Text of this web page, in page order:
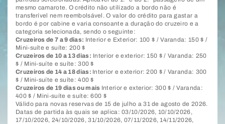
mesmo camarote. O crédito não utilizado a bordo não é
transferível nem reembolsável. O valor do crédito para gastar a
bordo é por cabine e varia consoante a duração do cruzeiro e a
categoria selecionada, sendo o seguinte:
Cruzeiros de 7 a 9 dias: Interior e Exterior: 100 $ / Varanda: 150 $ /
Mini-suíte e suíte: 200 $
Cruzeiros de 10 a 13 dias: Interior e exterior: 150 $ / Varanda: 250
$ / Mini-suíte e suíte: 300 $
Cruzeiros de 14 a 18 dias: Interior e exterior: 200 $ / Varanda: 300
$ / Mini-suíte e suíte: 400 $
Cruzeiros de 19 dias ou mais Interior e exterior: 300 $ / Varanda:
400 $ / Mini-suíte e suíte: 600 $
Válido para novas reservas de 15 de julho a 31 de agosto de 2026.
Datas de partida às quais se aplica: 03/10/2026, 10/10/2026,
17/10/2026, 24/10/2026, 31/10/2026, 07/11/2026, 14/11/2026,